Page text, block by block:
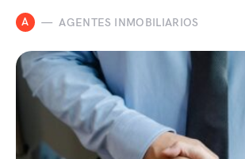
A AGENTES INMOBILIARIOS